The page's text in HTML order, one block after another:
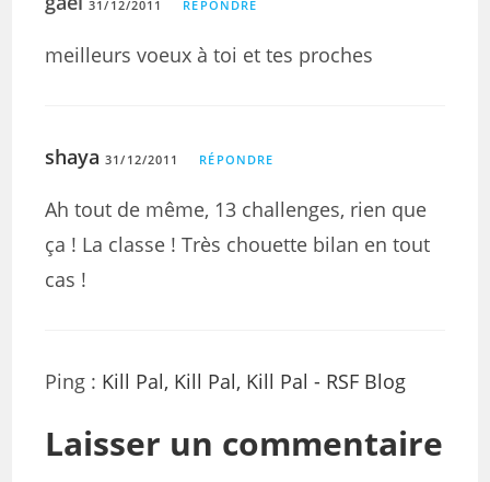
31/12/2011 RÉPONDRE
meilleurs voeux à toi et tes proches
shaya 31/12/2011 RÉPONDRE
Ah tout de même, 13 challenges, rien que
ça ! La classe ! Très chouette bilan en tout
cas !
Ping : Kill Pal, Kill Pal, Kill Pal - RSF Blog
Laisser un commentaire